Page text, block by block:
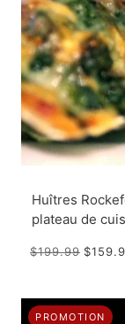
Huîtres
plateau de
$199.99
PROMOTION